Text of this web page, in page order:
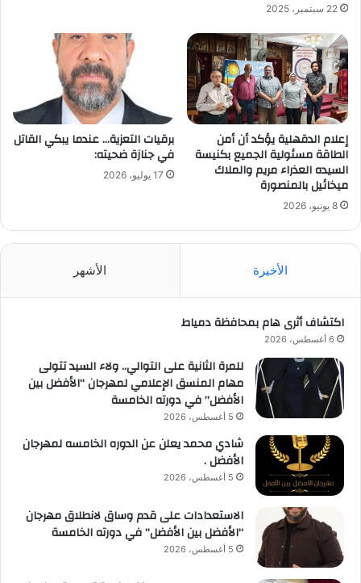
22 سبتمبر، 2025
إعلام الدقهلية يؤكد أن أمن
الطاقة مسئولية الجميع بكنيسة
السيده العذراء مريم والملاك
ميخائيل بالمنصورة
8 يونيو، 2026
برقيات التعزية… عندما يبكي القاتل
في جنازة ضحيته:
17 يوليو، 2026
الأخيرة الأشهر
اكتشاف أثرى هام بمحافظة دمياط
6 أغسطس، 2026
للمرة الثانية على التوالي.. ولاء السيد تتولى
مهام المنسق الإعلامي لمهرجان “الأفضل بين
الأفضل” في دورته الخامسة
5 أغسطس، 2026
شادي محمد يعلن عن الدوره الخامسه لمهرجان
الأفضل .
5 أغسطس، 2026
الاستعدادات على قدم وساق لانطلاق مهرجان
“الأفضل بين الأفضل” في دورته الخامسة
5 أغسطس، 2026